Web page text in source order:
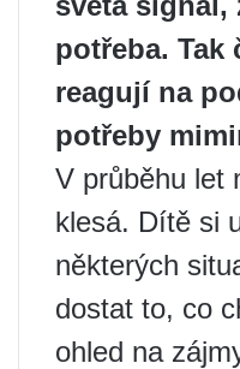
potřeba. Tak
reagují na
potřeby
V průběhu let
klesá. Dítě si
některých
dostat to, co
ohled na